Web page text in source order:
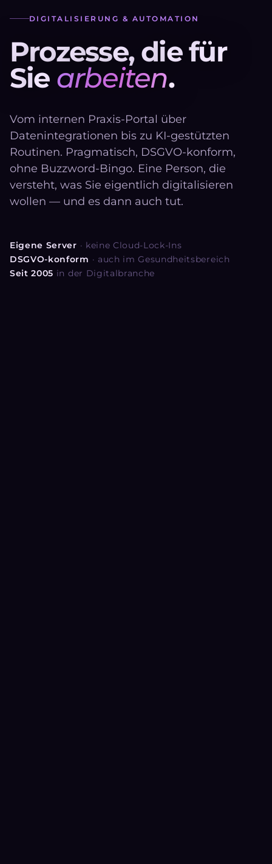
DIGITALISIERUNG & AUTOMATION
Prozesse, die für
Sie arbeiten.
Vom internen Praxis-Portal über
Datenintegrationen bis zu KI-gestützten
Routinen. Pragmatisch, DSGVO-konform,
ohne Buzzword-Bingo. Eine Person, die
versteht, was Sie eigentlich digitalisieren
wollen — und es dann auch tut.
Eigene Server · keine Cloud-Lock-Ins
DSGVO-konform · auch im Gesundheitsbereich
Seit 2005 in der Digitalbranche